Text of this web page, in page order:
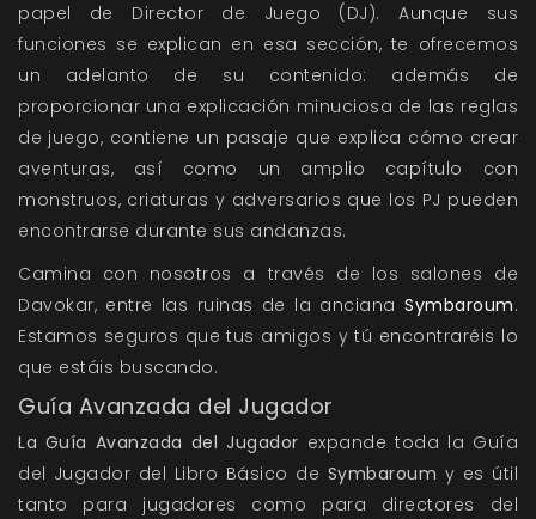
papel de Director de Juego (DJ). Aunque sus
funciones se explican en esa sección, te ofrecemos
un adelanto de su contenido: además de
proporcionar una explicación minuciosa de las reglas
de juego, contiene un pasaje que explica cómo crear
aventuras, así como un amplio capítulo con
monstruos, criaturas y adversarios que los PJ pueden
encontrarse durante sus andanzas.
Camina con nosotros a través de los salones de
Davokar, entre las ruinas de la anciana Symbaroum.
Estamos seguros que tus amigos y tú encontraréis lo
que estáis buscando.
Guía Avanzada del Jugador
La Guía Avanzada del Jugador expande toda la Guía
del Jugador del Libro Básico de Symbaroum y es útil
tanto para jugadores como para directores del